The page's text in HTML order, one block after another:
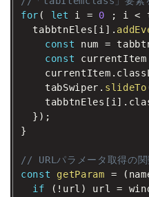
for ( let i = 0 ; i <
  tabbtnEles
[ i] .
const num =
const
    currentItem
.
    tabSwiper
. slideTo
    tabbtnEles
[ i] .
} ) ;
}
// URLパラメータ取得の
const
getParam = (
if
( ! url ) url =